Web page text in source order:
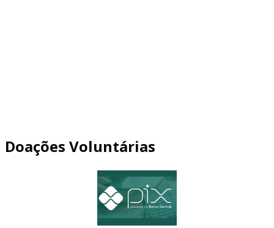
Doações Voluntárias